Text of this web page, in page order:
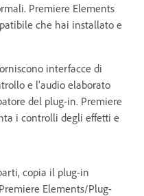
Premiere Elements
che hai installato e
interfacce di
e l'audio elaborato
del plug-in. Premiere
i controlli degli effetti e
copia il plug-in
Elements/Plug-